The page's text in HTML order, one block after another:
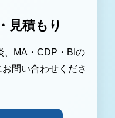
見積もり
、MA・CDP・BIの
問い合わせくださ